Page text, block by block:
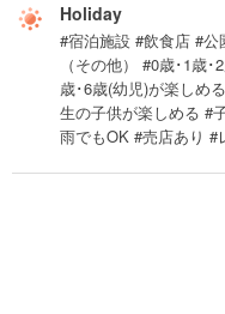
Holiday
#宿泊施設 #飲食店 #
（その他） #0歳･1歳
歳･6歳(幼児)が楽しめ
生の子供が楽しめる #
雨でもOK #売店あり #